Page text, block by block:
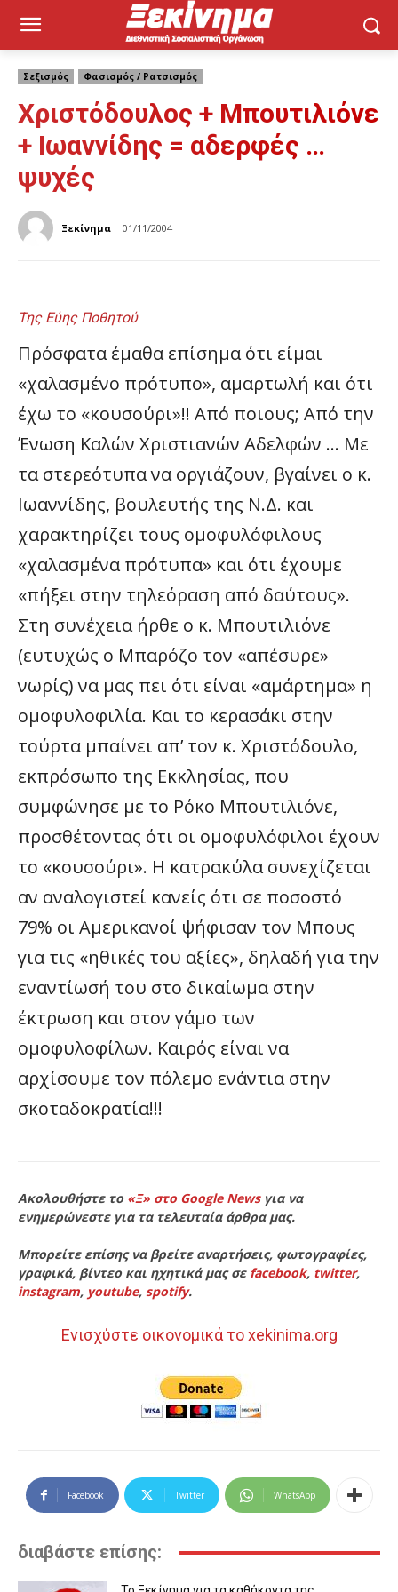
Σεξισμός Φασισμός / Ρατσισμός
Χριστόδουλος + Μπουτιλιόνε
+ Ιωαννίδης = αδερφές …
ψυχές
Ξεκίνημα 01/11/2004
Της Εύης Ποθητού
Πρόσφατα έμαθα επίσημα ότι είμαι
«χαλασμένο πρότυπο», αμαρτωλή και ότι
έχω το «κουσούρι»!! Από ποιους; Από την
Ένωση Καλών Χριστιανών Αδελφών … Με
τα στερεότυπα να οργιάζουν, βγαίνει ο κ.
Ιωαννίδης, βουλευτής της Ν.Δ. και
χαρακτηρίζει τους ομοφυλόφιλους
«χαλασμένα πρότυπα» και ότι έχουμε
«πήξει στην τηλεόραση από δαύτους».
Στη συνέχεια ήρθε ο κ. Μπουτιλιόνε
(ευτυχώς ο Μπαρόζο τον «απέσυρε»
νωρίς) να μας πει ότι είναι «αμάρτημα» η
ομοφυλοφιλία. Και το κερασάκι στην
τούρτα μπαίνει απ’ τον κ. Χριστόδουλο,
εκπρόσωπο της Εκκλησίας, που
συμφώνησε με το Ρόκο Μπουτιλιόνε,
προσθέτοντας ότι οι ομοφυλόφιλοι έχουν
το «κουσούρι». Η κατρακύλα συνεχίζεται
αν αναλογιστεί κανείς ότι σε ποσοστό
79% οι Αμερικανοί ψήφισαν τον Μπους
για τις «ηθικές του αξίες», δηλαδή για την
εναντίωσή του στο δικαίωμα στην
έκτρωση και στον γάμο των
ομοφυλοφίλων. Καιρός είναι να
αρχίσουμε τον πόλεμο ενάντια στην
σκοταδοκρατία!!!
Ακολουθήστε το «Ξ» στο Google Newsγια να
ενημερώνεστε για τα τελευταία άρθρα μας.
Μπορείτε επίσης να βρείτε αναρτήσεις, φωτογραφίες,
γραφικά, βίντεο και ηχητικά μας σε facebook, twitter,
instagram, youtube, spotify.
Ενισχύστε οικονομικά το xekinima.org
Facebook Twitter WhatsApp
διαβάστε επίσης: